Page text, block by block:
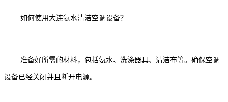
如何使用大连氨水清洁空调设备？
准备好所需的材料，包括氨水、洗涤器具、清洁布等。确保空调
设备已经关闭并且断开电源。